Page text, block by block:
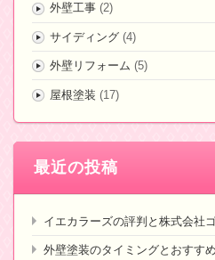
外壁工事(2)
サイディング(4)
外壁リフォーム (5)
屋根塗装 (17)
最近の投稿
イエカラーズの評判と株式会社
外壁塗装のタイミングとおすす